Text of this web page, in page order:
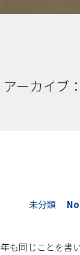
アーカイブ
未分類
も同じことを書